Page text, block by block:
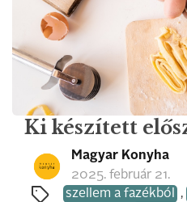
Ki készített
Magyar Konyha
2025. február 21.
szellem a fazékból
,